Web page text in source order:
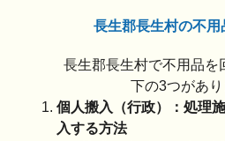
長生郡長生村の不用
長生郡長生村で不用品を
下の3つがあり
個人搬入（行政）：処理
入する方法